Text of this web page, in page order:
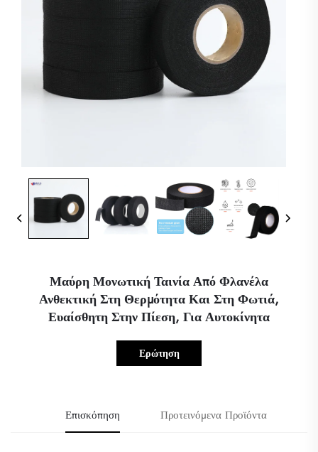
Μαύρη Μονωτική Ταινία Από Φλανέλα
Ανθεκτική Στη Θερμότητα Και Στη Φωτιά,
Ευαίσθητη Στην Πίεση, Για Αυτοκίνητα
Ερώτηση
Επισκόπηση Προτεινόμενα Προϊόντα